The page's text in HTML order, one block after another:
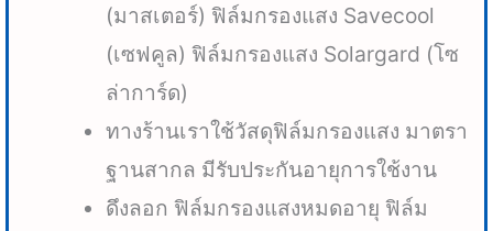
(มาสเตอร์) ฟิล์มกรองแสง Savecool
(เซฟคูล) ฟิล์มกรองแสง Solargard (โซ
ล่าการ์ด)
ทางร้านเราใช้วัสดุฟิล์มกรองแสง มาตรา
ฐานสากล มีรับประกันอายุการใช้งาน
ดึงลอก ฟิล์มกรองแสงหมดอายุ ฟิล์ม